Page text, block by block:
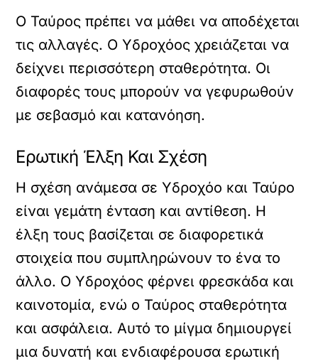
Ο Ταύρος πρέπει να μάθει να αποδέχεται
τις αλλαγές. Ο Υδροχόος χρειάζεται να
δείχνει περισσότερη σταθερότητα. Οι
διαφορές τους μπορούν να γεφυρωθούν
με σεβασμό και κατανόηση.
Ερωτική Έλξη Και Σχέση
Η σχέση ανάμεσα σε Υδροχόο και Ταύρο
είναι γεμάτη ένταση και αντίθεση. Η
έλξη τους βασίζεται σε διαφορετικά
στοιχεία που συμπληρώνουν το ένα το
άλλο. Ο Υδροχόος φέρνει φρεσκάδα και
καινοτομία, ενώ ο Ταύρος σταθερότητα
και ασφάλεια. Αυτό το μίγμα δημιουργεί
μια δυνατή και ενδιαφέρουσα ερωτική